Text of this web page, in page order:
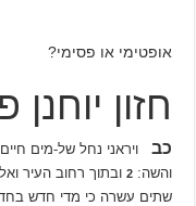
אופטימי או פסימי?
חזון
כב
ויראני נחל של-מים
והשה:2 ובתוך רחוב העיר
שתים עשרה כי מדי חדש